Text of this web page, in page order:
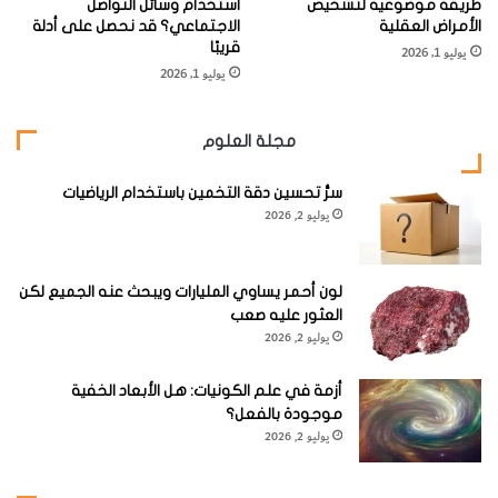
وميض ضوئي، بأنها ستتلقى صدمة مؤلمة على أقدامها.
فالفئران التي تأكل الطعام غير المحلّى توقفت – على وجه
السرعة – عن المضغ وانزوت بعيدا، أما الفئران البدينة فكانت
التحذيرات التي تلقت التدريب على الخوف منها. فرغبتها
بالاستمتاع بالطعام المحلى تتغلب على شعورها الأساسي
بالبقاء على قيد الحياة.
جامعة كامبريدج]، إلا أن فئرانه علقت في الإدمان على
الكوكايين.
طريقة موضوعية لتشخيص
الأمراض العقلية
يوليو 1, 2026
استخدام وسائل التواصل
الاجتماعي؟ قد نحصل على أدلة
قريبًا
يوليو 1, 2026
مجلة العلوم
سرُّ تحسين دقة التخمين باستخدام الرياضيات
يوليو 2, 2026
لون أحمر يساوي المليارات ويبحث عنه الجميع لكن
العثور عليه صعب
يوليو 2, 2026
أزمة في علم الكونيات: هل الأبعاد الخفية
موجودة بالفعل؟
يوليو 2, 2026